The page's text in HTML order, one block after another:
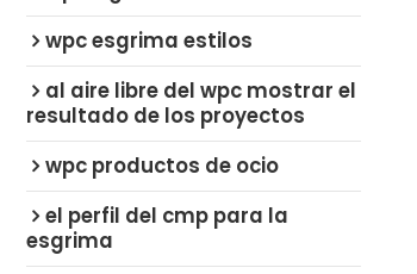
wpc esgrima estilos
al aire libre del wpc mostrar el
resultado de los proyectos
wpc productos de ocio
el perfil del cmp para la
esgrima